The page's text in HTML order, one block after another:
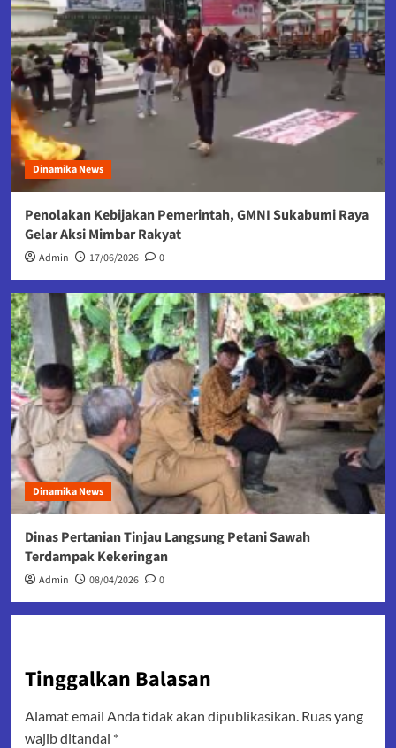
Dinamika News
Penolakan Kebijakan Pemerintah, GMNI Sukabumi Raya
Gelar Aksi Mimbar Rakyat
Admin 17/06/2026 0
Dinamika News
Dinas Pertanian Tinjau Langsung Petani Sawah
Terdampak Kekeringan
Admin 08/04/2026 0
Tinggalkan Balasan
Alamat email Anda tidak akan dipublikasikan. Ruas yang
wajib ditandai *